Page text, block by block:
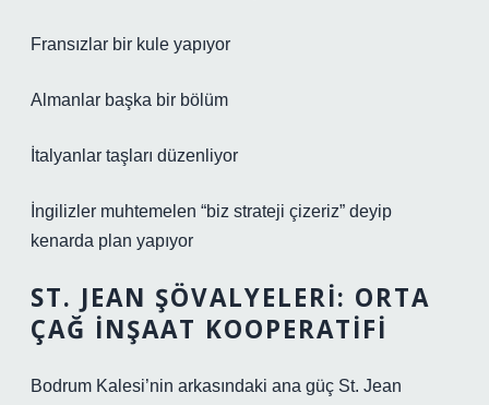
Fransızlar bir kule yapıyor
Almanlar başka bir bölüm
İtalyanlar taşları düzenliyor
İngilizler muhtemelen “biz strateji çizeriz” deyip
kenarda plan yapıyor
ST. JEAN ŞÖVALYELERI: ORTA
ÇAĞ İNŞAAT KOOPERATIFI
Bodrum Kalesi’nin arkasındaki ana güç St. Jean